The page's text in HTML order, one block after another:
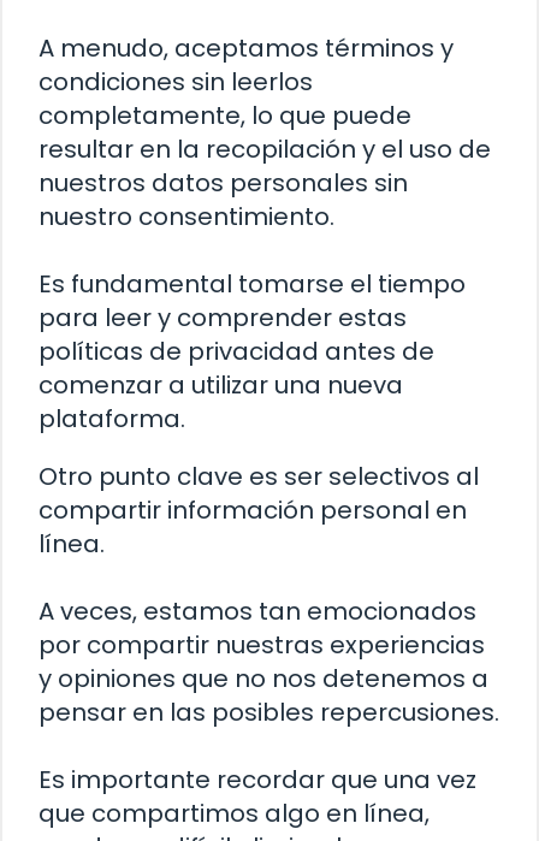
A menudo, aceptamos términos y
condiciones sin leerlos
completamente, lo que puede
resultar en la recopilación y el uso de
nuestros datos personales sin
nuestro consentimiento.
Es fundamental tomarse el tiempo
para leer y comprender estas
políticas de privacidad antes de
comenzar a utilizar una nueva
plataforma.
Otro punto clave es ser selectivos al
compartir información personal en
línea.
A veces, estamos tan emocionados
por compartir nuestras experiencias
y opiniones que no nos detenemos a
pensar en las posibles repercusiones.
Es importante recordar que una vez
que compartimos algo en línea,